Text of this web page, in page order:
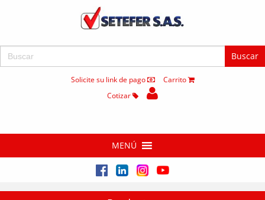
Buscar:
Solicite su link de pago
Carrito
Cotizar
MENÚ